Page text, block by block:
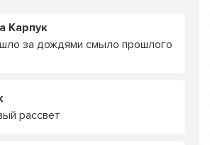
Карпук
за дождями смыло прошлого
рассвет